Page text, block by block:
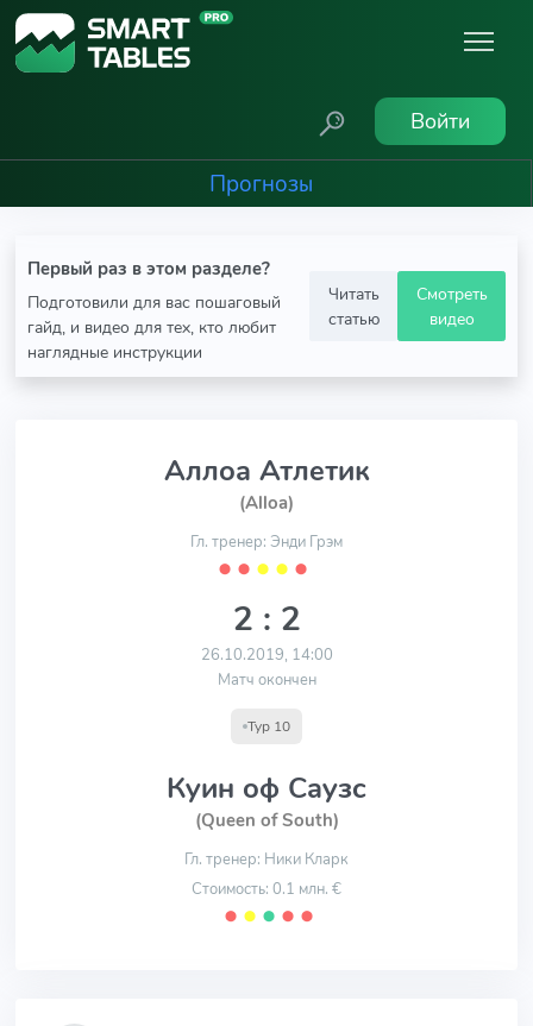
Войти
Прогнозы
Первый раз в этом разделе?
Подготовили для вас пошаговый
гайд, и видео для тех, кто любит
наглядные инструкции
Читать
статью
Смотреть
видео
Аллоа Атлетик
(Alloa)
Гл. тренер: Энди Грэм
⬤ ⬤ ⬤ ⬤ ⬤
2 : 2
26.10.2019, 14:00
Матч окончен
Тур 10
Куин оф Саузс
(Queen of South)
Гл. тренер: Ники Кларк
Стоимость: 0.1 млн. €
⬤ ⬤ ⬤ ⬤ ⬤